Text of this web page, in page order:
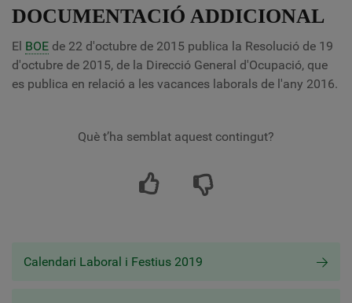
DOCUMENTACIÓ ADDICIONAL
El BOE de 22 d'octubre de 2015 publica la Resolució de 19
d'octubre de 2015, de la Direcció General d'Ocupació, que
es publica en relació a les vacances laborals de l'any 2016.
Què t’ha semblat aquest contingut?
Calendari Laboral i Festius 2019